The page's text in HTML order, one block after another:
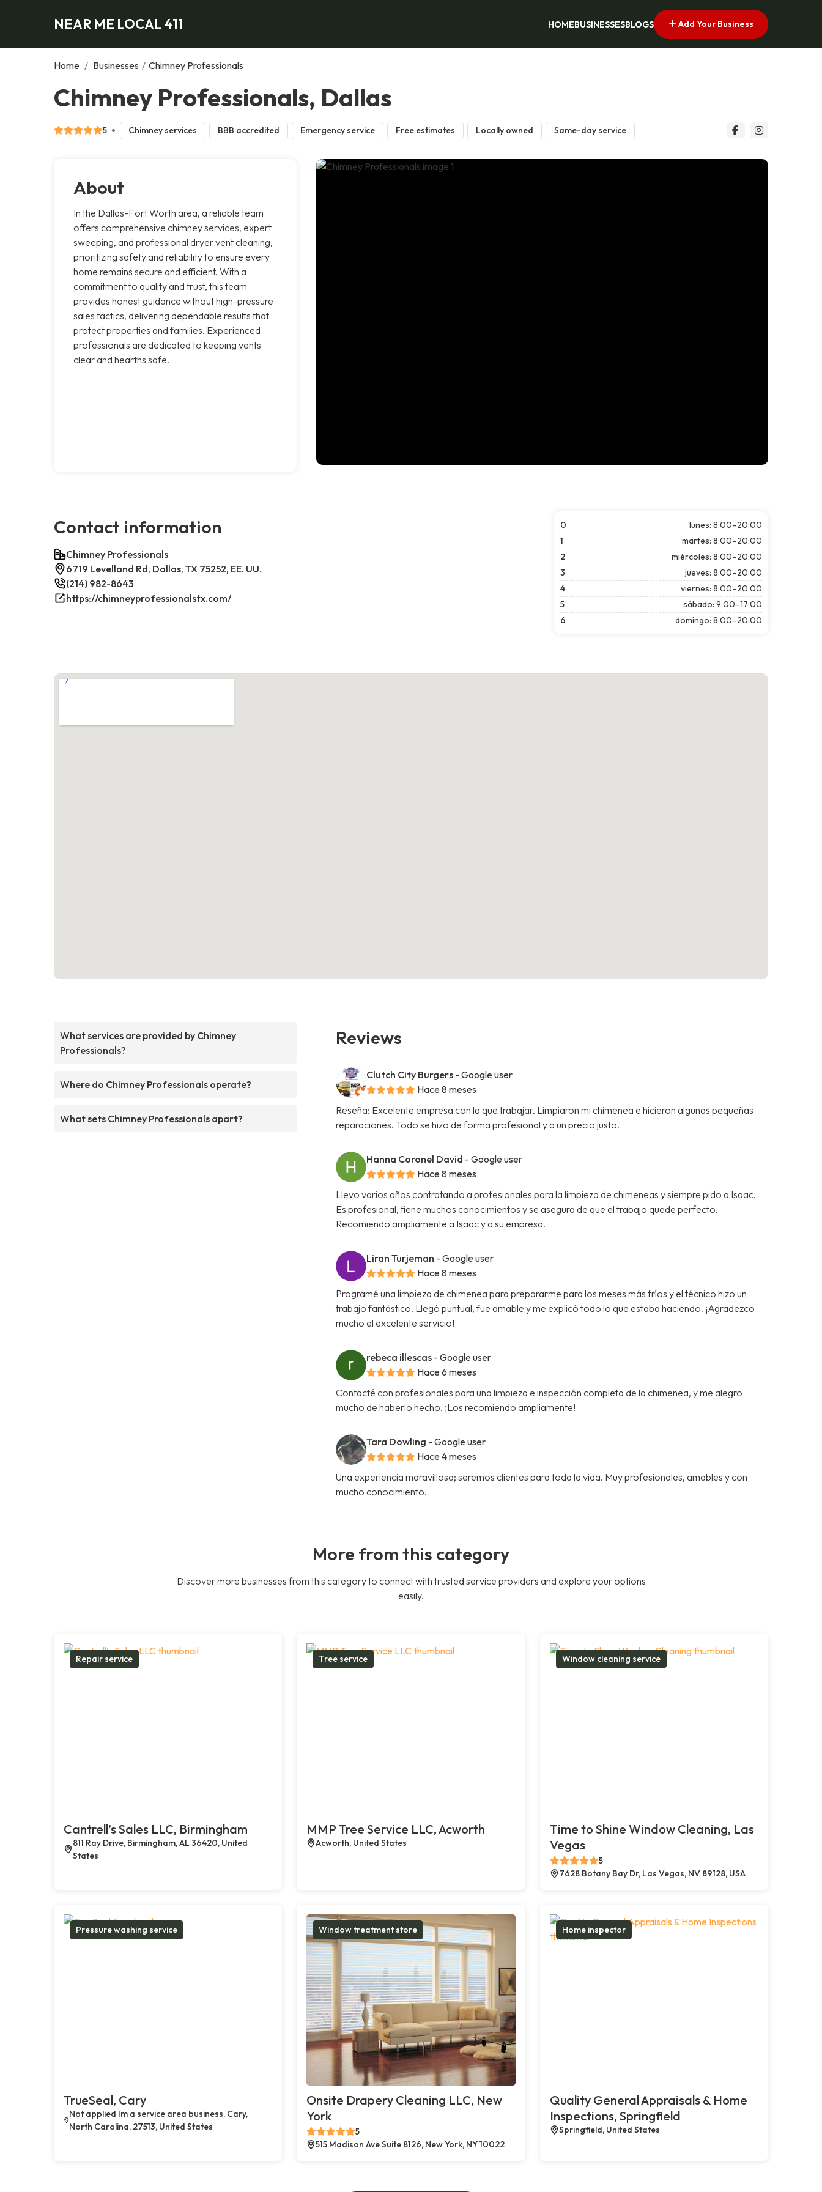
NEAR ME LOCAL 411 HOMEBUSINESSESBLOGS Add Your Business
Home / Businesses / Chimney Professionals
Chimney Professionals, Dallas
5 Chimney services BBB accredited Emergency service Free estimates Locally owned Same-day service
About
In the Dallas-Fort Worth area, a reliable team
offers comprehensive chimney services, expert
sweeping, and professional dryer vent cleaning,
prioritizing safety and reliability to ensure every
home remains secure and efficient. With a
commitment to quality and trust, this team
provides honest guidance without high-pressure
sales tactics, delivering dependable results that
protect properties and families. Experienced
professionals are dedicated to keeping vents
clear and hearths safe.
Contact information
Chimney Professionals
6719 Levelland Rd, Dallas, TX 75252, EE. UU.
(214) 982-8643
https://chimneyprofessionalstx.com/
0
lunes: 8:00–20:00
1
martes: 8:00–20:00
2
miércoles: 8:00–20:00
3
jueves: 8:00–20:00
4
viernes: 8:00–20:00
5
sábado: 9:00–17:00
6
domingo: 8:00–20:00
What services are provided by Chimney
Professionals?
Where do Chimney Professionals operate?
What sets Chimney Professionals apart?
Reviews
Clutch City Burgers - Google user
Hace 8 meses
Reseña: Excelente empresa con la que trabajar. Limpiaron mi chimenea e hicieron algunas pequeñas
reparaciones. Todo se hizo de forma profesional y a un precio justo.
Hanna Coronel David - Google user
Hace 8 meses
Llevo varios años contratando a profesionales para la limpieza de chimeneas y siempre pido a Isaac.
Es profesional, tiene muchos conocimientos y se asegura de que el trabajo quede perfecto.
Recomiendo ampliamente a Isaac y a su empresa.
Liran Turjeman - Google user
Hace 8 meses
Programé una limpieza de chimenea para prepararme para los meses más fríos y el técnico hizo un
trabajo fantástico. Llegó puntual, fue amable y me explicó todo lo que estaba haciendo. ¡Agradezco
mucho el excelente servicio!
rebeca illescas - Google user
Hace 6 meses
Contacté con profesionales para una limpieza e inspección completa de la chimenea, y me alegro
mucho de haberlo hecho. ¡Los recomiendo ampliamente!
Tara Dowling - Google user
Hace 4 meses
Una experiencia maravillosa; seremos clientes para toda la vida. Muy profesionales, amables y con
mucho conocimiento.
More from this category
Discover more businesses from this category to connect with trusted service providers and explore your options
easily.
Repair service
Cantrell’s Sales LLC, Birmingham
811 Ray Drive, Birmingham, AL 36420, United
States
Tree service
MMP Tree Service LLC, Acworth
Acworth, United States
Window cleaning service
Time to Shine Window Cleaning, Las
Vegas
5
7628 Botany Bay Dr, Las Vegas, NV 89128, USA
Pressure washing service
TrueSeal, Cary
Not applied Im a service area business, Cary,
North Carolina, 27513, United States
Window treatment store
Onsite Drapery Cleaning LLC, New
York
5
515 Madison Ave Suite 8126, New York, NY 10022
Home inspector
Quality General Appraisals & Home
Inspections, Springfield
Springfield, United States